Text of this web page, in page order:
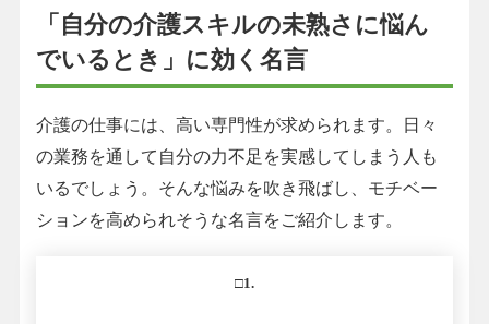
「自分の介護スキルの未熟さに悩ん
でいるとき」に効く名言
介護の仕事には、高い専門性が求められます。日々
の業務を通して自分の力不足を実感してしまう人も
いるでしょう。そんな悩みを吹き飛ばし、モチベー
ションを高められそうな名言をご紹介します。
□1.